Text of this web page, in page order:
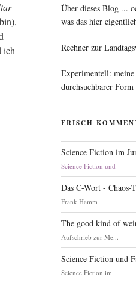
ich
Über dieses Blog ...
was das hier
Rechner zur
Experimentell:
durchsuchbarer Form
FRISCH
Science Fiction im
Science Fiction und
Das C-Wort - Chaos-
Frank Hamm
The good kind of
Aufschrieb zur Me...
Science Fiction und
Science Fiction im